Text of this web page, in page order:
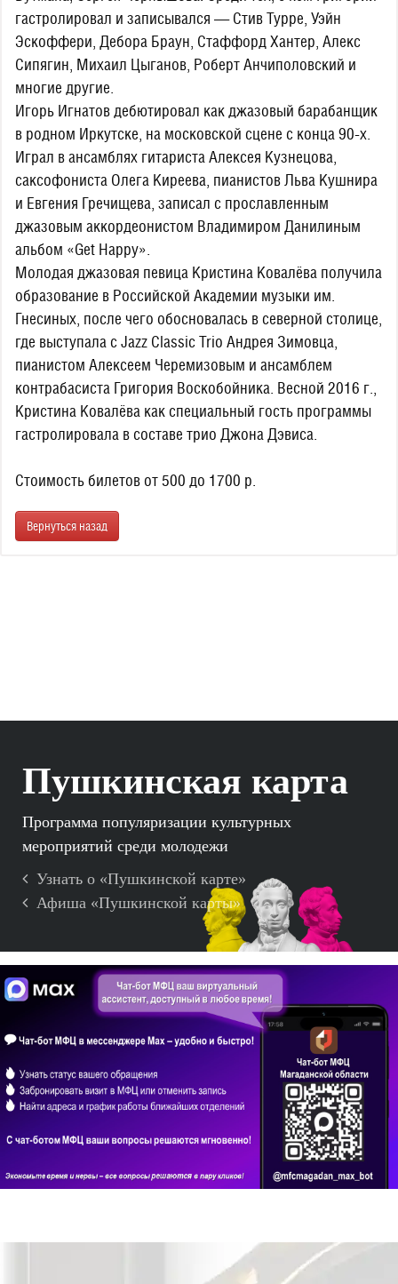
гастролировал и записывался — Стив Турре, Уэйн
Эскоффери, Дебора Браун, Стаффорд Хантер, Алекс
Сипягин, Михаил Цыганов, Роберт Анчиполовский и
многие другие.
Игорь Игнатов дебютировал как джазовый барабанщик
в родном Иркутске, на московской сцене с конца 90-х.
Играл в ансамблях гитариста Алексея Кузнецова,
саксофониста Олега Киреева, пианистов Льва Кушнира
и Евгения Гречищева, записал с прославленным
джазовым аккордеонистом Владимиром Данилиным
альбом «Get Happy».
Молодая джазовая певица Кристина Ковалёва получила
образование в Российской Академии музыки им.
Гнесиных, после чего обосновалась в северной столице,
где выступала с Jazz Classic Trio Андрея Зимовца,
пианистом Алексеем Черемизовым и ансамблем
контрабасиста Григория Воскобойника. Весной 2016 г.,
Кристина Ковалёва как специальный гость программы
гастролировала в составе трио Джона Дэвиса.
Стоимость билетов от 500 до 1700 р.
Вернуться назад
Пушкинская карта
Программа популяризации культурных
мероприятий среди молодежи
Узнать о «Пушкинской карте»
Афиша «Пушкинской карты»